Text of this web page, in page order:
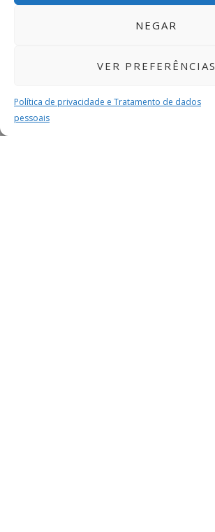
NEGAR
VER PREFERÊNCIAS
Política de privacidade e Tratamento de dados
pessoais